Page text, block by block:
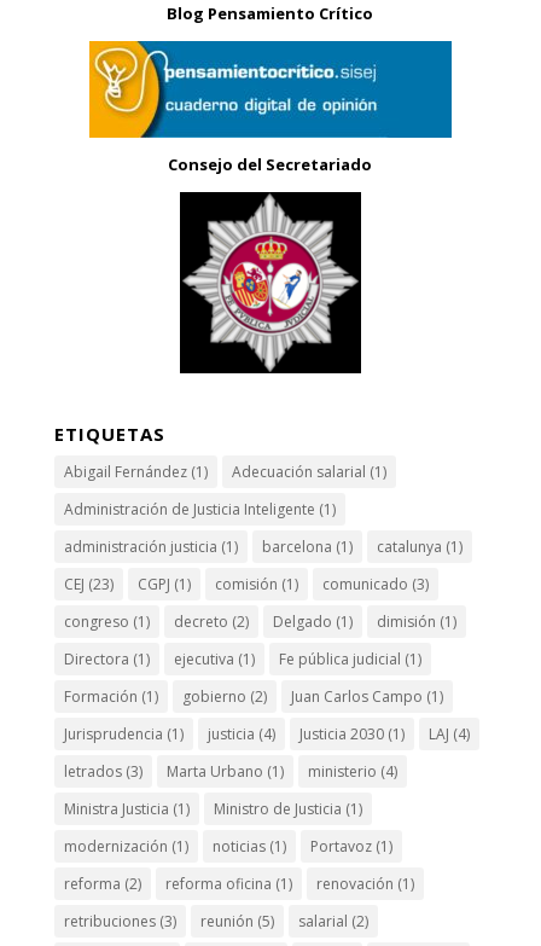
Blog Pensamiento Crítico
Consejo del Secretariado
ETIQUETAS
Abigail Fernández(1) Adecuación salarial (1)
Administración de Justicia Inteligente (1)
administración justicia (1) barcelona (1) catalunya (1)
CEJ (23) CGPJ (1) comisión (1) comunicado (3)
congreso (1) decreto (2) Delgado (1) dimisión (1)
Directora (1) ejecutiva (1) Fe pública judicial (1)
Formación (1) gobierno (2) Juan Carlos Campo (1)
Jurisprudencia (1) justicia (4) Justicia 2030(1) LAJ (4)
letrados(3) Marta Urbano (1) ministerio (4)
Ministra Justicia (1) Ministro de Justicia (1)
modernización (1) noticias(1) Portavoz(1)
reforma (2) reforma oficina (1) renovación (1)
retribuciones(3) reunión (5) salarial (2)